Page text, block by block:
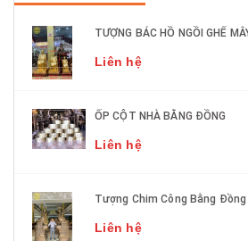
Liên hệ
ỐP CỘT NHÀ BẰNG ĐỒNG
Liên hệ
Tượng Chim Công Bằng
Liên hệ